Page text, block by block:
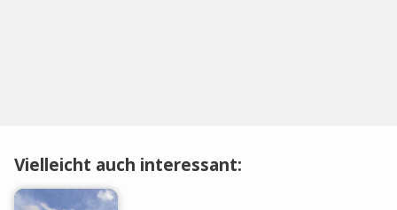
Vielleicht auch interessant: